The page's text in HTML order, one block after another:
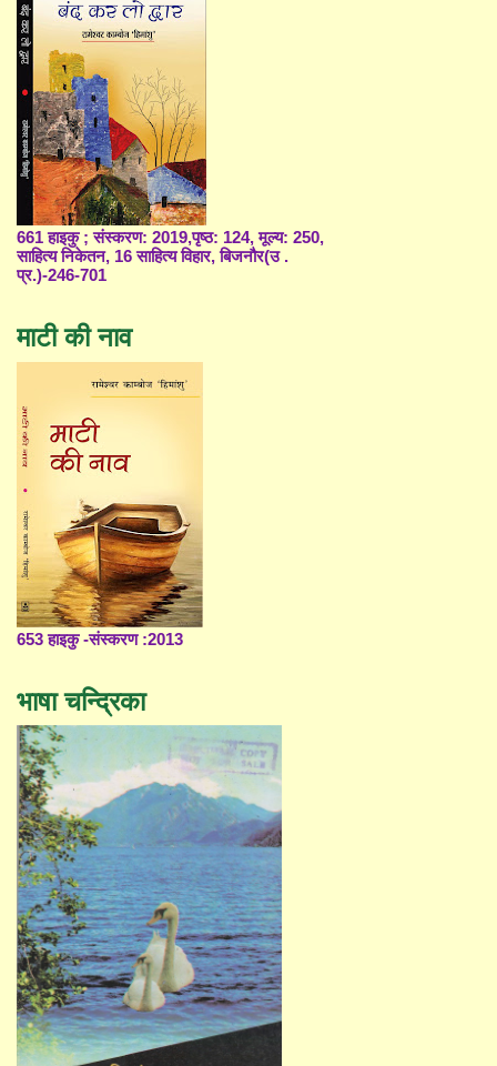
661 हाइकु ; संस्करण: 2019,पृष्ठ: 124, मूल्य: 250,
साहित्य निकेतन, 16 साहित्य विहार, बिजनौर(उ .
प्र.)-246-701
माटी की नाव
653 हाइकु -संस्करण :2013
भाषा चन्द्रिका